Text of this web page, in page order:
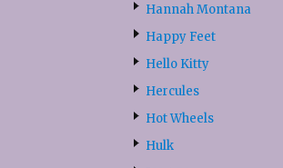
Hannah Montana
Happy Feet
Hello Kitty
Hercules
Hot Wheels
Hulk